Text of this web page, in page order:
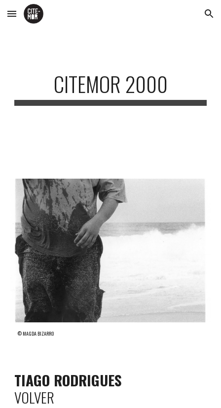
Skip to main content Skip to navigation
CITEMOR 2000
© MAGDA BIZARRO
TIAGO RODRIGUES
VOLVER